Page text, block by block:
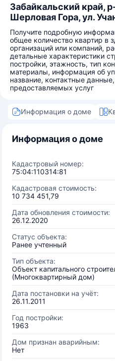
Забайкальский край,
Шерловая Гора, ул.
Получите подробную
общее количество квартир в
организаций или компаний,
детальные характеристики
постройки, этажность, тип
материалы, информация об
название, контактные
предоставляемых услуг
Информация о доме
Информация о доме
Кадастровый номер:
75:04:110314:81
Кадастровая стоимость:
10 734 451,79
Дата обновления стоимости:
26.12.2020
Статус объекта:
Ранее учтенный
Тип объекта:
Объект капитального
(Многоквартирный дом)
Дата постановки на учёт:
26.11.2011
Год постройки:
1963
Дом признан аварийным:
Нет